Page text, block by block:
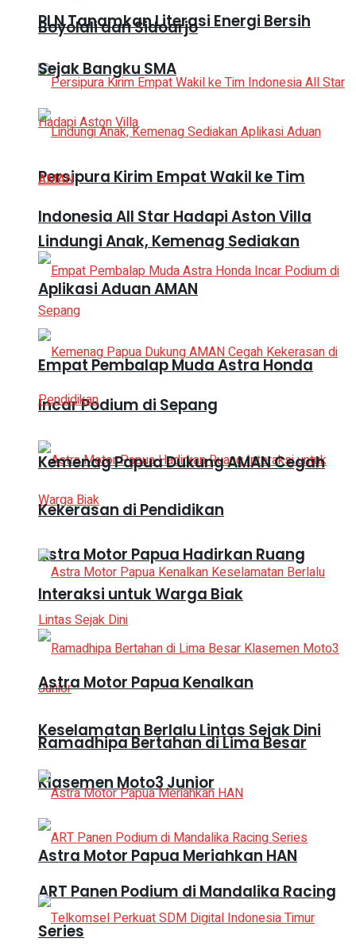
Boyolali dan Sidoarjo
Persipura Kirim Empat Wakil ke Tim
Indonesia All Star Hadapi Aston Villa
Empat Pembalap Muda Astra Honda
Incar Podium di Sepang
Astra Motor Papua Hadirkan Ruang
Interaksi untuk Warga Biak
Ramadhipa Bertahan di Lima Besar
Klasemen Moto3 Junior
ART Panen Podium di Mandalika Racing
Series
PLN Tanamkan Literasi Energi Bersih
Sejak Bangku SMA
Lindungi Anak, Kemenag Sediakan
Aplikasi Aduan AMAN
Kemenag Papua Dukung AMAN Cegah
Kekerasan di Pendidikan
Astra Motor Papua Kenalkan
Keselamatan Berlalu Lintas Sejak Dini
Astra Motor Papua Meriahkan HAN